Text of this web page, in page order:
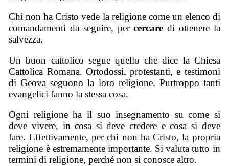
Chi non ha Cristo vede la religione come un elenco di
comandamenti da seguire, percercare di ottenere la
salvezza.
Un buon cattolico segue quello che dice la Chiesa
Cattolica Romana. Ortodossi, protestanti, e testimoni
di Geova seguono la loro religione. Purtroppo tanti
evangelici fanno la stessa cosa.
Ogni religione ha il suo insegnamento su come si
deve vivere, in cosa si deve credere e cosa si deve
fare. Effettivamente, per chi non ha Cristo, la propria
religione è estremamente importante. Si valuta tutto in
termini di religione, perché non si conosce altro.